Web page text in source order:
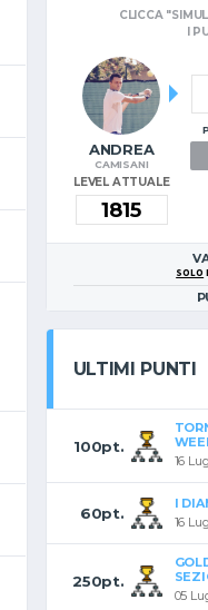
CLICCA
I
ANDREA
CAMISANI
LEVEL ATTUALE
SOLO
ULTIMI PUNTI
100pt.
16
60pt.
I
16
250pt.
05